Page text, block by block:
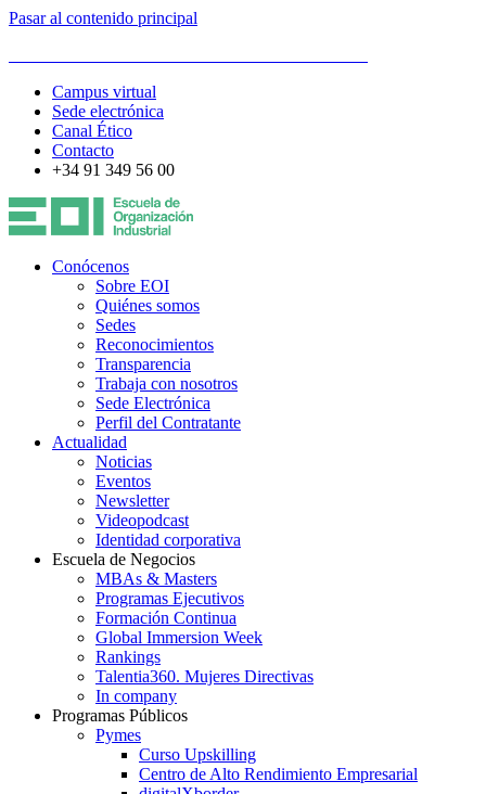
Pasar al contenido principal
Campus virtual
Sede electrónica
Canal Ético
Contacto
+34 91 349 56 00
Conócenos
Sobre EOI
Quiénes somos
Sedes
Reconocimientos
Transparencia
Trabaja con nosotros
Sede Electrónica
Perfil del Contratante
Actualidad
Noticias
Eventos
Newsletter
Videopodcast
Identidad corporativa
Escuela de Negocios
MBAs & Masters
Programas Ejecutivos
Formación Continua
Global Immersion Week
Rankings
Talentia360. Mujeres Directivas
In company
Programas Públicos
Pymes
Curso Upskilling
Centro de Alto Rendimiento Empresarial